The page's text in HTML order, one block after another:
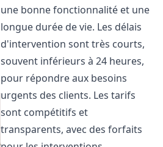
une bonne fonctionnalité et une
longue durée de vie. Les délais
d'intervention sont très courts,
souvent inférieurs à 24 heures,
pour répondre aux besoins
urgents des clients. Les tarifs
sont compétitifs et
transparents, avec des forfaits